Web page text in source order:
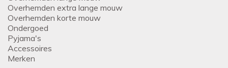
Overhemden extra lange mouw
Overhemden korte mouw
Ondergoed
Pyjama's
Accessoires
Merken